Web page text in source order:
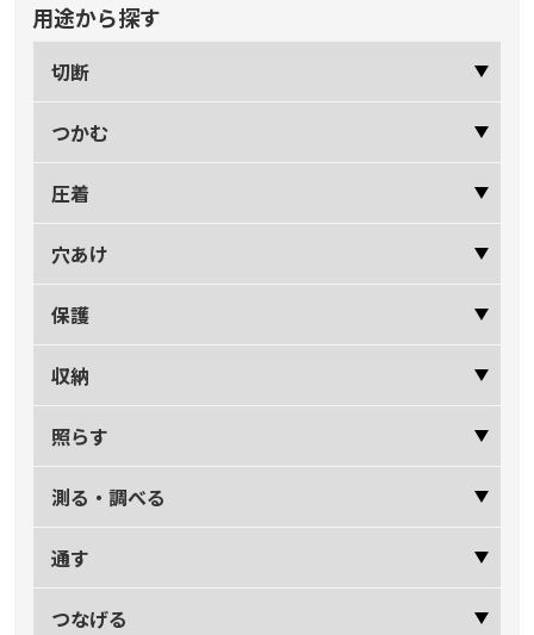
用途から探す
切断
つかむ
圧着
穴あけ
保護
収納
照らす
測る・調べる
通す
つなげる